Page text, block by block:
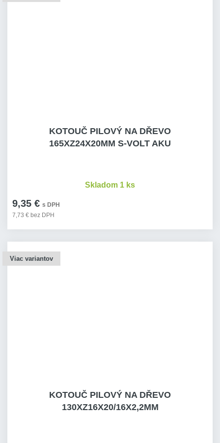
KOTOUČ PILOVÝ NA DŘEVO
165XZ24X20MM S-VOLT AKU
9,35 € s DPH
7,73 € bez DPH
Skladom 1 ks
Viac variantov
KOTOUČ PILOVÝ NA DŘEVO
130XZ16X20/16X2,2MM